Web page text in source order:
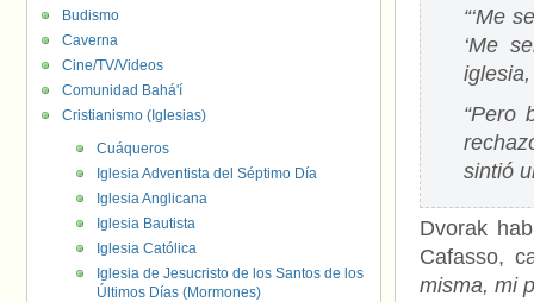
“‘Me
‘Me
“Pero
sintió
Dvorak
Cafasso,
misma, mi
Budismo
Caverna
Cine/TV/Videos
Comunidad Bahá'í
Cristianismo (Iglesias)
Cuáqueros
Iglesia Adventista del Séptimo Día
Iglesia Anglicana
Iglesia Bautista
Iglesia Católica
Iglesia de Jesucristo de los Santos de los
Últimos Días (Mormones)